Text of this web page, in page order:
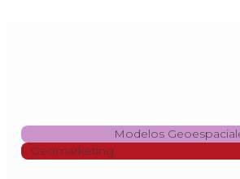
Modelos
1. Geomarketing